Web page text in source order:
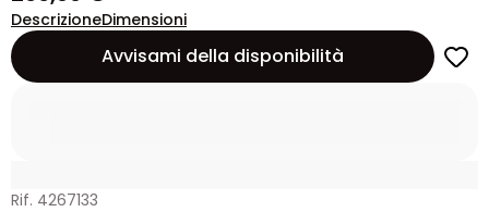
DescrizioneDimensioni
Avvisami della disponibilità
Rif. 4267133